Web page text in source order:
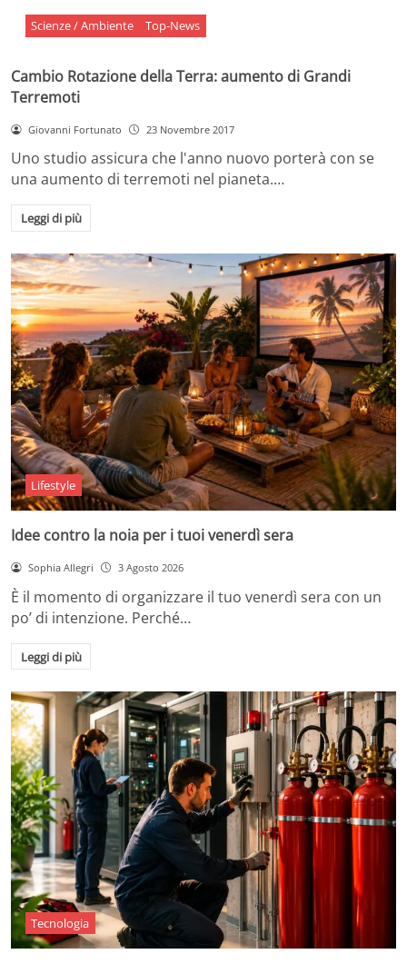
Scienze / Ambiente Top-News
Cambio Rotazione della Terra: aumento di Grandi
Terremoti
Giovanni Fortunato 23 Novembre 2017
Uno studio assicura che l'anno nuovo porterà con se
una aumento di terremoti nel pianeta.…
Leggi di più
Lifestyle
Idee contro la noia per i tuoi venerdì sera
Sophia Allegri 3 Agosto 2026
È il momento di organizzare il tuo venerdì sera con un
po’ di intenzione. Perché…
Leggi di più
Tecnologia